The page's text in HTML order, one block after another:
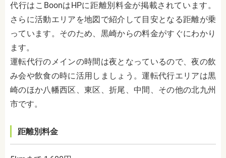
代行はこBoonはHPに距離別料金が掲載されています。
さらに活動エリアを地図で紹介して目安となる距離が乗
っています。そのため、黒崎からの料金がすぐにわかり
ます。
運転代行のメインの時間は夜となっているので、夜の飲
み会や飲食の時に活用しましょう。運転代行エリアは黒
崎のほか八幡西区、東区、折尾、中間、その他の北九州
市です。
距離別料金